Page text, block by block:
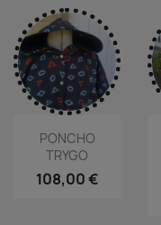
PONCHO
TRYGO
108,00 €